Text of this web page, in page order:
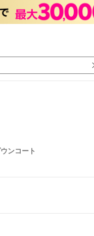
ンコート